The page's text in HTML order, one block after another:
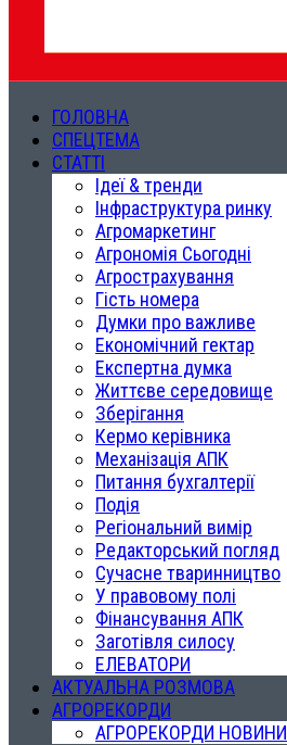
ГОЛОВНА
СПЕЦТЕМА
СТАТТІ
Ідеї & тренди
Інфраструктура ринку
Агромаркетинг
Агрономія Сьогодні
Агрострахування
Гість номера
Думки про важливе
Економічний гектар
Експертна думка
Життєве середовище
Зберігання
Кермо керівника
Механізація АПК
Питання бухгалтерії
Подія
Регіональний вимір
Редакторський погляд
Сучасне тваринництво
У правовому полі
Фінансування АПК
Заготівля силосу
ЕЛЕВАТОРИ
АКТУАЛЬНА РОЗМОВА
АГРОРЕКОРДИ
АГРОРЕКОРДИ НОВИНИ